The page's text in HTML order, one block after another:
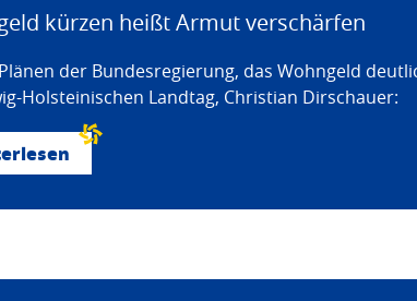
kürzen heißt Armut verschärfen
der Bundesregierung, das Wohngeld
Holsteinischen Landtag, Christian Dirschauer: